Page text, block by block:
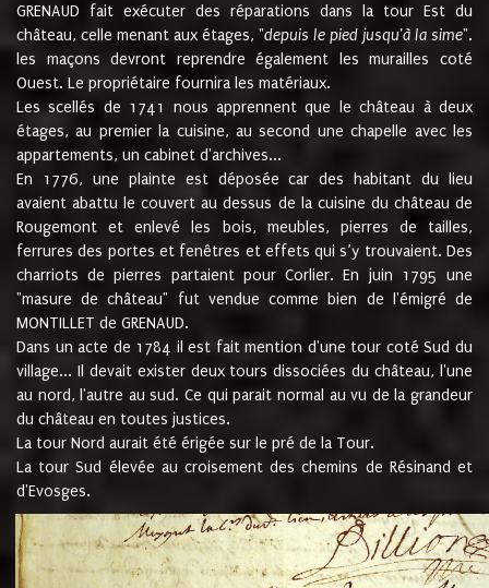
GRENAUD fait exécuter des réparations dans la tour Est du
château, celle menant aux étages, "depuis le pied jusqu'à la sime".
les maçons devront reprendre également les murailles coté
Ouest. Le propriétaire fournira les matériaux.
Les scellés de 1741 nous apprennent que le château à deux
étages, au premier la cuisine, au second une chapelle avec les
appartements, un cabinet d'archives...
En 1776, une plainte est déposée car des habitant du lieu
avaient abattu le couvert au dessus de la cuisine du château de
Rougemont et enlevé les bois, meubles, pierres de tailles,
ferrures des portes et fenêtres et effets qui s’y trouvaient. Des
charriots de pierres partaient pour Corlier. En juin 1795 une
"masure de château" fut vendue comme bien de l'émigré de
MONTILLET de GRENAUD.
Dans un acte de 1784 il est fait mention d'une tour coté Sud du
village... Il devait exister deux tours dissociées du château, l'une
au nord, l'autre au sud. Ce qui parait normal au vu de la grandeur
du château en toutes justices.
La tour Nord aurait été érigée sur le pré de la Tour.
La tour Sud élevée au croisement des chemins de Résinand et
d'Evosges.